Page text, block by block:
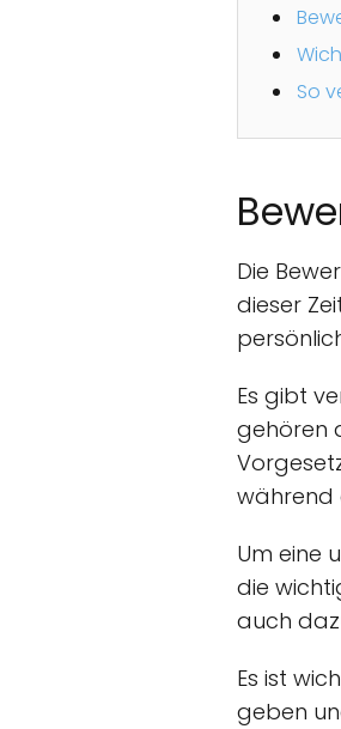
So
Die
dieser
Es gibt
gehören
während
Um eine
die
auch
Es ist
geben